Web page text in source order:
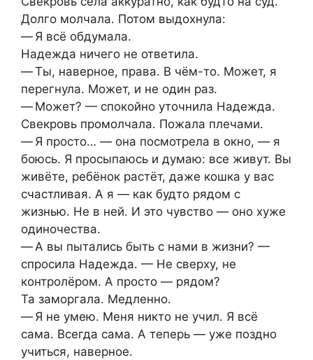
Долго молчала. Потом выдохнула:
— Я всё обдумала.
Надежда ничего не ответила.
— Ты, наверное, права. В чём-то. Может, я
перегнула. Может, и не один раз.
— Может? — спокойно уточнила Надежда.
Свекровь промолчала. Пожала плечами.
— Я просто… — она посмотрела в окно, — я
боюсь. Я просыпаюсь и думаю: все живут. Вы
живёте, ребёнок растёт, даже кошка у вас
счастливая. А я — как будто рядом с
жизнью. Не в ней. И это чувство — оно хуже
одиночества.
— А вы пытались быть с нами в жизни? —
спросила Надежда. — Не сверху, не
контролёром. А просто — рядом?
Та заморгала. Медленно.
— Я не умею. Меня никто не учил. Я всё
сама. Всегда сама. А теперь — уже поздно
учиться, наверное.